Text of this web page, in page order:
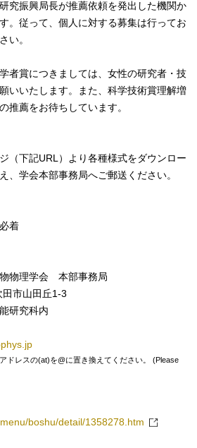
究振興局長が推薦依頼を発出した機関か
。従って、個人に対する募集は行ってお
い。
者賞につきましては、女性の研究者・技
いいたします。また、科学技術賞理解増
推薦をお待ちしています。
（下記URL）より各種様式をダウンロー
、学会本部事務局へご郵送ください。
着
物理学会 本部事務局
市山田丘1-3
研究科内
ドレスの(at)を@に置き換えてください。 (Please
boshu/detail/1358278.htm